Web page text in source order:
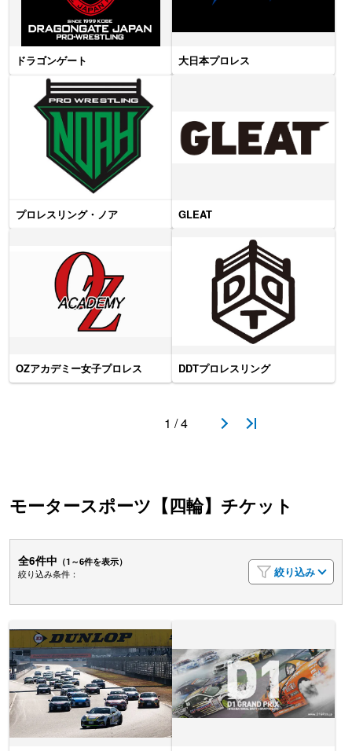
ドラゴンゲート 大日本プロレス
プロレスリング・ノア GLEAT
OZアカデミー女子プロレス DDTプロレスリング
1 / 4
モータースポーツ【四輪】チケット
全6件中 （1～6件を表示）
絞り込み条件：
絞り込み